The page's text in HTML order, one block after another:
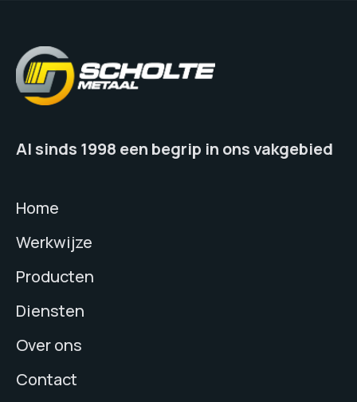
Al sinds 1998 een begrip in ons vakgebied
Home
Werkwijze
Producten
Diensten
Over ons
Contact